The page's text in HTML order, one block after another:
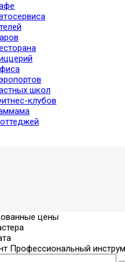
школ
клубов
цены
Профессиональный